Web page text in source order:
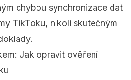
chybou synchronizace dat
TikToku, nikoli skutečným
Jak opravit ověření